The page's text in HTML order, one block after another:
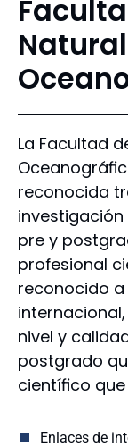
Ciencias
Ciencias
Ciencias
Ciencias
Ciencias
Educación
Enfermería
Farmacia
Humanidades
Ingeniería
Ingeniería
Medicina
Odontología
Escuela de
Escuela de
La Facultad
reconocida
pre y
profesional
reconocido
nivel y
postgrado
científico
Enlaces de